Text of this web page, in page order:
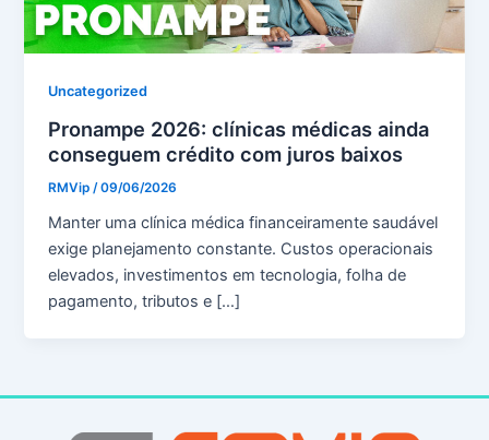
Uncategorized
Pronampe 2026: clínicas médicas ainda
conseguem crédito com juros baixos
RMVip /09/06/2026
Manter uma clínica médica financeiramente saudável
exige planejamento constante. Custos operacionais
elevados, investimentos em tecnologia, folha de
pagamento, tributos e […]